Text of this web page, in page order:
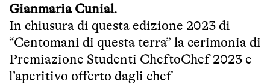
Gianmaria Cunial.
In chiusura di questa edizione 2023 di
“Centomani di questa terra” la cerimonia di
Premiazione Studenti CheftoChef 2023 e
l’aperitivo offerto dagli chef